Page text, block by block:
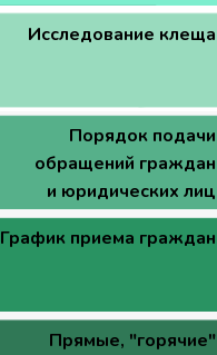
Исследование клеща
Порядок подачи
обращений граждан
и юридических лиц
График приема граждан
Прямые, "горячие"